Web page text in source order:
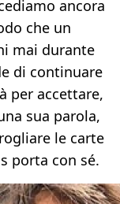
ancora
che un
mai durante
di continuare
per accettare,
sua parola,
le carte
porta con sé.